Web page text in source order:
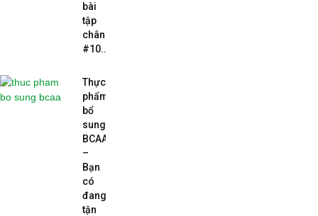
bài
tập
chân
#10...
Thực
phẩm
bổ
sung
BCAA
–
Bạn
có
đang
tận